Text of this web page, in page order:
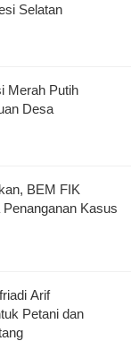
Selatan
Merah Putih
Desa
BEM FIK
Kasus
Arif
Petani dan